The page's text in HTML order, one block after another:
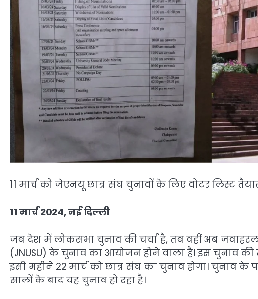
11 मार्च को जेएनयू छात्र संघ चुनावों के लिए वोटर लिस्ट
11 मार्च 2024, नई दिल्ली
जब देश में लोकसभा चुनाव की चर्चा है, तब वहीं अब
(JNUSU) के चुनाव का आयोजन होने वाला है। इस चुनाव
इसी महीने 22 मार्च को छात्र संघ का चुनाव होगा। चुनाव के
सालों के बाद यह चुनाव हो रहा है।